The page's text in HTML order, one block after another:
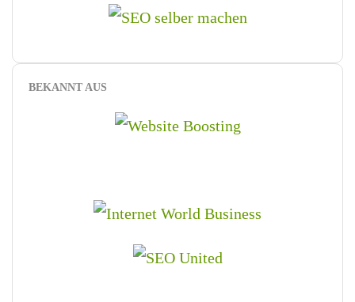
BEKANNT AUS